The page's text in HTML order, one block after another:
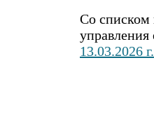
Со списком
управления
13.03.2026 г.